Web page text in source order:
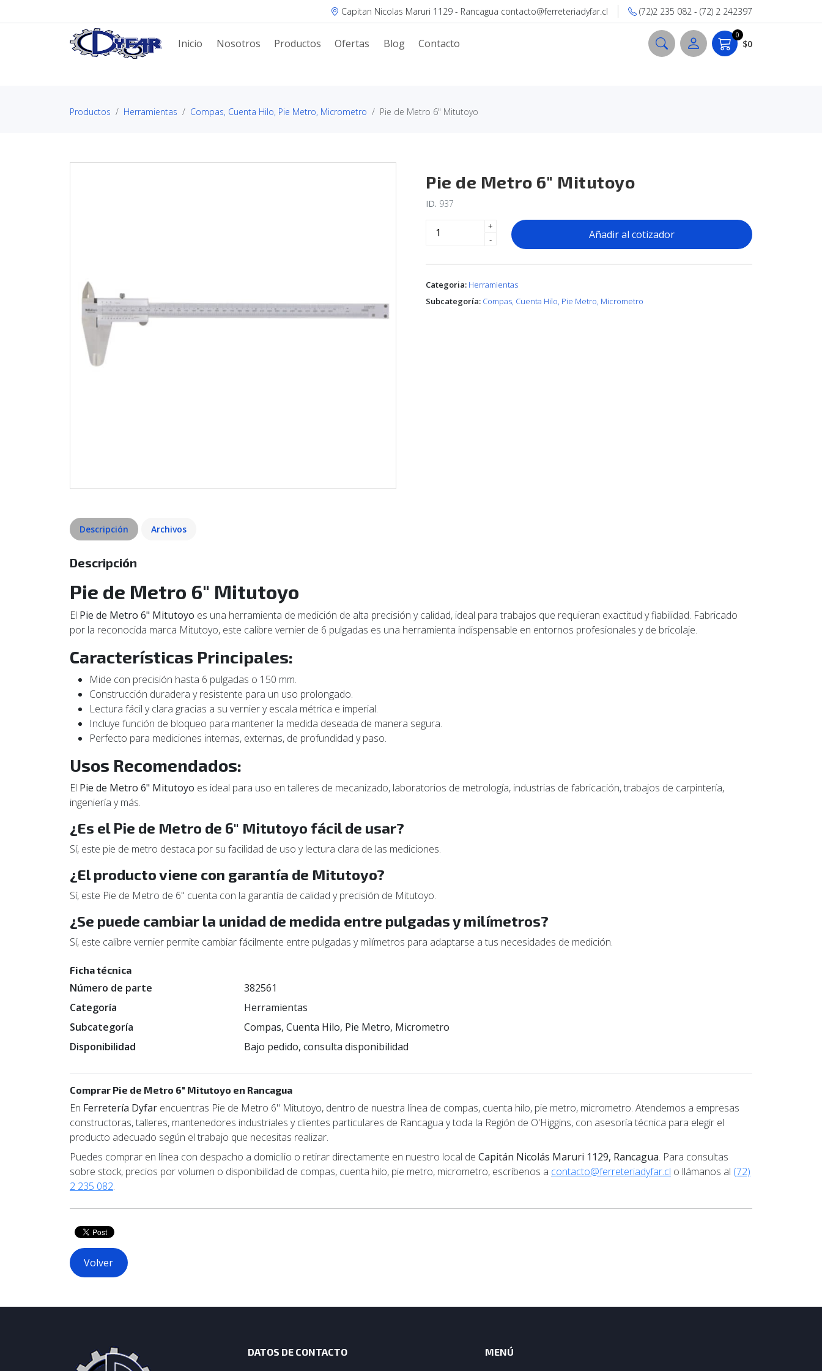
Capitan Nicolas Maruri 1129 - Rancagua contacto@ferreteriadyfar.cl (72)2 235 082 - (72) 2 242397
Inicio Nosotros Productos Ofertas Blog Contacto
0
$0
Productos Herramientas Compas, Cuenta Hilo, Pie Metro, Micrometro Pie de Metro 6" Mitutoyo
Pie de Metro 6" Mitutoyo
ID. 937
+
-
Añadir al cotizador
Categoria: Herramientas
Subcategoría: Compas, Cuenta Hilo, Pie Metro, Micrometro
Descripción Archivos
Descripción
Pie de Metro 6" Mitutoyo
El Pie de Metro 6" Mitutoyo es una herramienta de medición de alta precisión y calidad, ideal para trabajos que requieran exactitud y fiabilidad. Fabricado
por la reconocida marca Mitutoyo, este calibre vernier de 6 pulgadas es una herramienta indispensable en entornos profesionales y de bricolaje.
Características Principales:
Mide con precisión hasta 6 pulgadas o 150 mm.
Construcción duradera y resistente para un uso prolongado.
Lectura fácil y clara gracias a su vernier y escala métrica e imperial.
Incluye función de bloqueo para mantener la medida deseada de manera segura.
Perfecto para mediciones internas, externas, de profundidad y paso.
Usos Recomendados:
El Pie de Metro 6" Mitutoyo es ideal para uso en talleres de mecanizado, laboratorios de metrología, industrias de fabricación, trabajos de carpintería,
ingeniería y más.
¿Es el Pie de Metro de 6" Mitutoyo fácil de usar?
Sí, este pie de metro destaca por su facilidad de uso y lectura clara de las mediciones.
¿El producto viene con garantía de Mitutoyo?
Sí, este Pie de Metro de 6" cuenta con la garantía de calidad y precisión de Mitutoyo.
¿Se puede cambiar la unidad de medida entre pulgadas y milímetros?
Sí, este calibre vernier permite cambiar fácilmente entre pulgadas y milímetros para adaptarse a tus necesidades de medición.
Ficha técnica
Número de parte
382561
Categoría
Herramientas
Subcategoría
Compas, Cuenta Hilo, Pie Metro, Micrometro
Disponibilidad
Bajo pedido, consulta disponibilidad
Comprar Pie de Metro 6" Mitutoyo en Rancagua
En Ferretería Dyfar encuentras Pie de Metro 6" Mitutoyo, dentro de nuestra línea de compas, cuenta hilo, pie metro, micrometro. Atendemos a empresas
constructoras, talleres, mantenedores industriales y clientes particulares de Rancagua y toda la Región de O'Higgins, con asesoría técnica para elegir el
producto adecuado según el trabajo que necesitas realizar.
Puedes comprar en línea con despacho a domicilio o retirar directamente en nuestro local de Capitán Nicolás Maruri 1129, Rancagua. Para consultas
sobre stock, precios por volumen o disponibilidad de compas, cuenta hilo, pie metro, micrometro, escríbenos a contacto@ferreteriadyfar.cl o llámanos al (72)
2 235 082.
Volver
DATOS DE CONTACTO MENÚ